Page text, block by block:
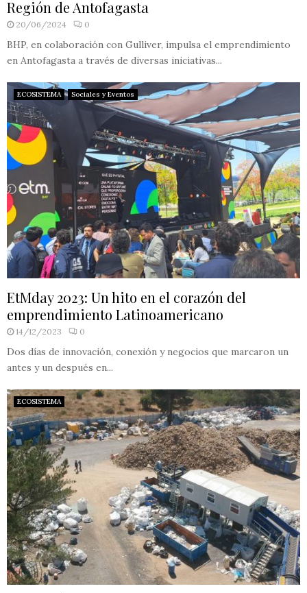
Región de Antofagasta
20/06/2024 0
BHP, en colaboración con Gulliver, impulsa el emprendimiento
en Antofagasta a través de diversas iniciativas...
ECOSISTEMA Sociales y Eventos
EtMday 2023: Un hito en el corazón del
emprendimiento Latinoamericano
14/12/2023 0
Dos días de innovación, conexión y negocios que marcaron un
antes y un después en...
ECOSISTEMA